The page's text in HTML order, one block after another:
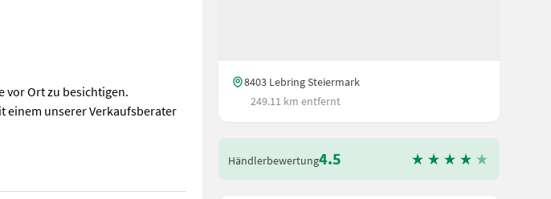
vor Ort zu besichtigen.
einem unserer Verkaufsberater
oben - feste Ballenkammer - Netzbindung - 16 Messer - 2 Walzen NEU -
8403 Lebring Steiermark
249.11 km entfernt
Händlerbewertung4.5